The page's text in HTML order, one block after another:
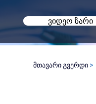
ᲕᲘᲓᲔᲝ ᲖᲐᲠᲘ
მთავარი გვერდი